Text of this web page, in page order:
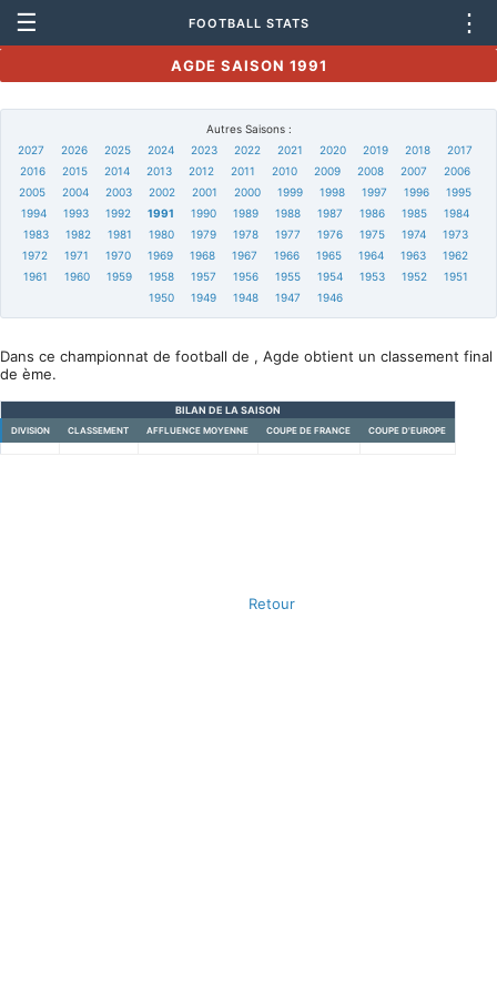
☰ FOOTBALL STATS ⋮
AGDE SAISON 1991
Autres Saisons :
2027
2026 2025 2024 2023 2022 2021 2020 2019 2018
2017
2016
2015 2014 2013 2012 2011 2010 2009 2008 2007
2006
2005
2004 2003 2002 2001 2000 1999 1998 1997 1996
1995
1994
1993 1992 1991 1990 1989 1988 1987 1986 1985
1984
1983
1982 1981 1980 1979 1978 1977 1976 1975 1974
1973
1972
1971 1970 1969 1968 1967 1966 1965 1964 1963
1962
1961
1960 1959 1958 1957 1956 1955 1954 1953 1952
1951
1950
1949 1948 1947 1946
Dans ce championnat de football de , Agde obtient un classement final
de ème.
BILAN DE LA SAISON
DIVISION CLASSEMENT AFFLUENCE MOYENNE COUPE DE FRANCE COUPE D'EUROPE
Retour